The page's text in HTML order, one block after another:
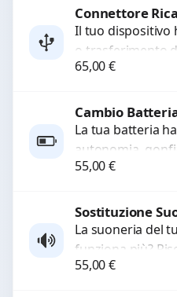
a...
Connettore
Il tuo dispositivo
o trasferimento
sostituiamo
65,00€
Cambio
La tua batteria
autonomia,
lenta o cicli di
55,00€
Sostituzione
La suoneria del
funziona più?
a moduli audio
55,00€